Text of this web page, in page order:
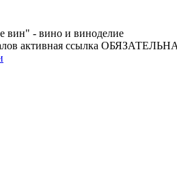
вин" - вино и виноделие
активная ссылка